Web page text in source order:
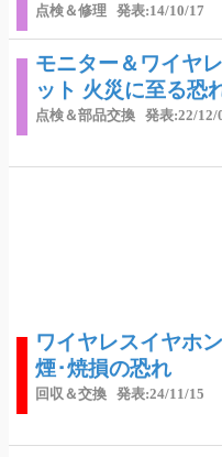
点検＆修理 発表:14/10/17
モニター＆ワイヤ
ット 火災に至る恐
点検＆部品交換 発表:22/12/
ワイヤレスイヤホ
煙･焼損の恐れ
回収＆交換 発表:24/11/15